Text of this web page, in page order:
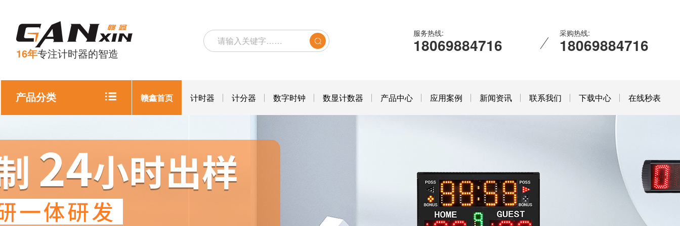
16年专注计时器的智造
服务热线:
18069884716
采购热线:
18069884716
产品分类 赣鑫首页 计时器 计分器 数字时钟 数显计数器 产品中心 应用案例 新闻资讯 联系我们 下载中心 在线秒表